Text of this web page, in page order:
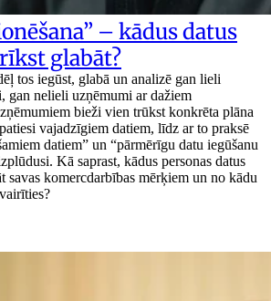
– kādus datus
glabāt?
tos iegūst, glabā un analizē gan lieli
gan nelieli uzņēmumi ar dažiem
bieži vien trūkst konkrēta plāna
vajadzīgiem datiem, līdz ar to praksē
datiem” un “pārmērīgu datu iegūšanu
Kā saprast, kādus personas datus
savas komercdarbības mērķiem un no kādu